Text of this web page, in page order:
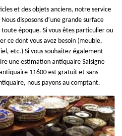
et des objets anciens, notre service
disposons d’une grande surface
époque. Si vous êtes particulier ou
ce dont vous avez besoin (meuble,
etc.) Si vous souhaitez également
une estimation antiquaire Salsigne
11600 est gratuit et sans
nous payons au comptant.